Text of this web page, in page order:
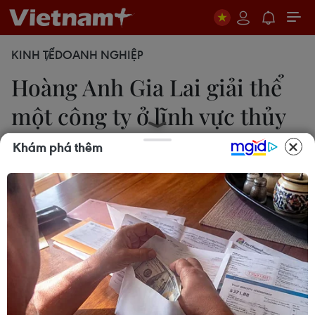
KINH TẾDOANH NGHIỆP
Hoàng Anh Gia Lai giải thể
một công ty ở lĩnh vực thủy
điện
Mộc Miên
14/02/2020 08:37
Hội đồng Quản trị của Công ty cổ phần Hoàng
Anh Gia Lai đã thông qua Nghị quyết về việc giải
thể công ty con do HAG nắm giữ 99% vốn điều lệ
là Công ty cổ phần Thủy điện Hoàng Anh Sài Gòn.
Khám phá thêm